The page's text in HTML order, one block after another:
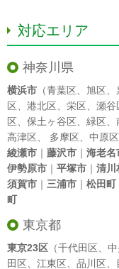
対応エリア
神奈川県
横浜市 （青葉区、 旭区、
区、 港北区、 栄区、 瀬谷
区、 保土ヶ谷区、 緑区、
高津区、 多摩区、 中原区
綾瀬市 ｜ 藤沢市 ｜ 海老名
伊勢原市 ｜ 平塚市 ｜ 清川
須賀市 ｜ 三浦市 ｜ 松田町
町
東京都
東京23区 （千代田区、
田区、 江東区、 品川区、